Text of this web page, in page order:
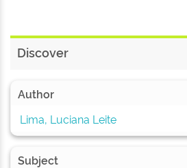
Discover
Author
Lima, Luciana Leite
Subject